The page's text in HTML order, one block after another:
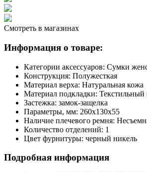
Смотреть в магазинах
Информация о товаре:
Категории аксессуаров: Сумки
Конструкция: Полужесткая
Материал верха: Натуральная кожа
Материал подкладки: Текстильный
Застежка: замок-защелка
Параметры, мм: 260х130х55
Наличие плечевого ремня:
Количество отделений: 1
Цвет фурнитуры: черный никель
Подробная информация